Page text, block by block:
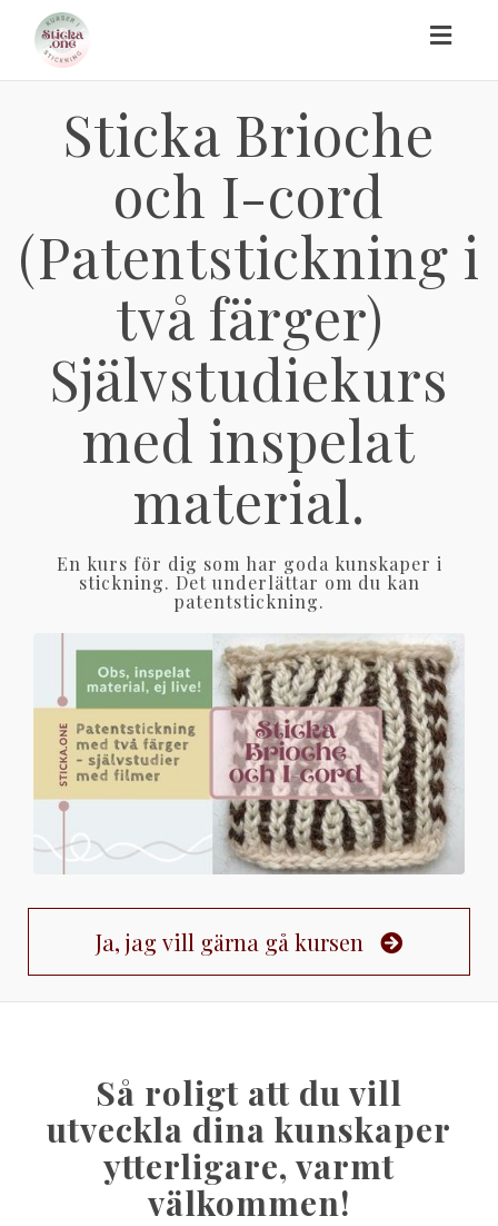
Sticka Brioche
och I-cord
(Patentstickning i
två färger)
Självstudiekurs
med inspelat
material.
En kurs för dig som har goda kunskaper i
stickning. Det underlättar om du kan
patentstickning.
Ja, jag vill gärna gå kursen
Så roligt att du vill
utveckla dina kunskaper
ytterligare, varmt
välkommen!